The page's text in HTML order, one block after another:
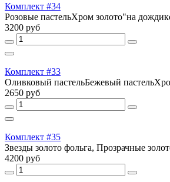
Комплект #34
Розовые пастельХром золото"на
3200 руб
Комплект #33
Оливковый пастельБежевый
2650 руб
Комплект #35
Звезды золото фольга, Прозрачные
4200 руб